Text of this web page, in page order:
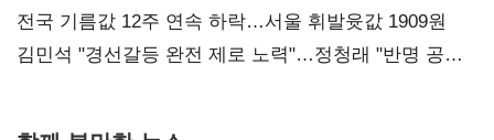
협력
전국 기름값 12주 연속 하락…서울 휘발윳값 1909원
김민석 "경선갈등 완전 제로 노력"…정청래 "반명 공세